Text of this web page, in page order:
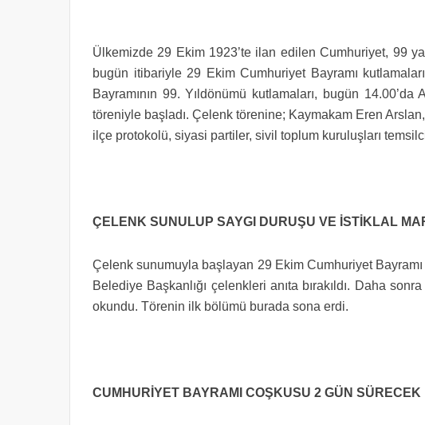
Ülkemizde 29 Ekim 1923’te ilan edilen Cumhuriyet, 99
bugün itibariyle 29 Ekim Cumhuriyet Bayramı
Bayramının 99. Yıldönümü kutlamaları, bugün
töreniyle başladı. Çelenk törenine; Kaymakam Eren
ilçe protokolü, siyasi partiler, sivil toplum kuruluşları
ÇELENK SUNULUP SAYGI DURUŞU VE İSTİKLAL
Çelenk sunumuyla başlayan 29 Ekim Cumhuriyet Bayramı
Belediye Başkanlığı çelenkleri anıta bırakıldı. Daha
okundu. Törenin ilk bölümü burada sona erdi.
CUMHURİYET BAYRAMI COŞKUSU 2 GÜN SÜRECEK